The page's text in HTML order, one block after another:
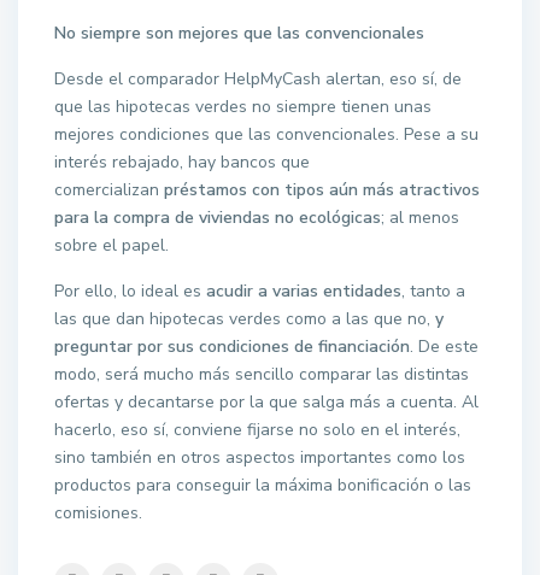
No siempre son mejores que las convencionales
Desde el comparador HelpMyCash alertan, eso sí, de
que las hipotecas verdes no siempre tienen unas
mejores condiciones que las convencionales. Pese a su
interés rebajado, hay bancos que
comercializan préstamos con tipos aún más atractivos
para la compra de viviendas no ecológicas; al menos
sobre el papel.
Por ello, lo ideal es acudir a varias entidades, tanto a
las que dan hipotecas verdes como a las que no, y
preguntar por sus condiciones de financiación. De este
modo, será mucho más sencillo comparar las distintas
ofertas y decantarse por la que salga más a cuenta. Al
hacerlo, eso sí, conviene fijarse no solo en el interés,
sino también en otros aspectos importantes como los
productos para conseguir la máxima bonificación o las
comisiones.